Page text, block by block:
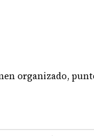
puntos